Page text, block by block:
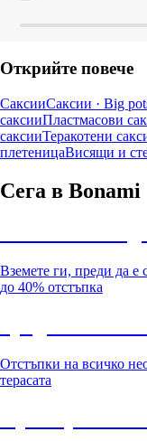
Открийте повече
СаксииСаксии · Big
саксииПластмасови
саксииТеракотени
плетеницаВисящи и
Сега в Bonami
Вземете ги, преди да е
до 40% отстъпка
Отстъпки на всичко
терасата